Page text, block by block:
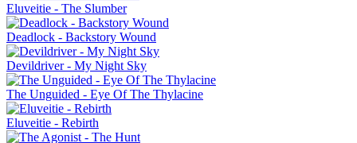
Eluveitie - The Slumber
Deadlock - Backstory Wound
Devildriver - My Night Sky
The Unguided - Eye Of The Thylacine
Eluveitie - Rebirth